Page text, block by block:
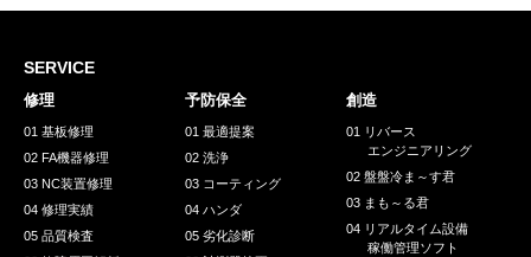
環境への取り組み
SERVICE
修理
01 基板修理
02 FA機器修理
03 NC装置修理
04 修理実績
05 品質検査
予防保全
01 最適提案
02 洗浄
03 コーティング
04 ハンダ
05 劣化診断
創造
01 リバース
エンジニアリング
02 盤盤冷ま～す君
03 まも～る君
04 リアルタイム設備
稼働管理ソフト